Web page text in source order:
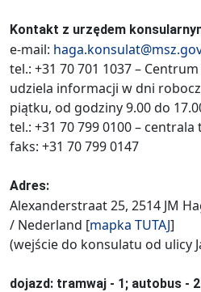
Kontakt z urzędem
e-mail:
tel.: +31 70 701 1037 –
udziela informacji w dni
piątku, od godziny 9.00 do
tel.: +31 70 799 0100 –
faks: +31 70 799 0147
Adres:
Alexanderstraat 25, 2514 JM
/ Nederland [mapka TUTAJ]
(wejście do konsulatu od ulicy
dojazd: tramwaj - 1; autobus -